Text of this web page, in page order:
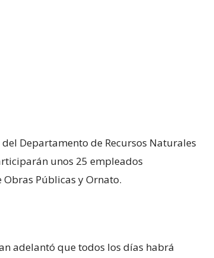
Departamento de Recursos Naturales
unos 25 empleados
Públicas y Ornato.
adelantó que todos los días habrá